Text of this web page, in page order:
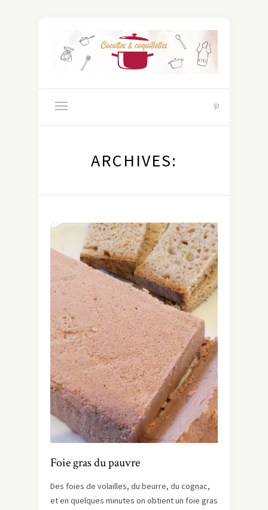
ARCHIVES:
Foie gras du pauvre
Des foies de volailles, du beurre, du cognac,
et en quelques minutes on obtient un foie gras